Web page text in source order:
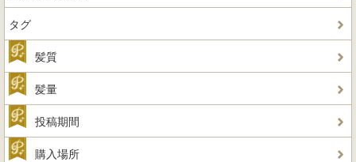
タグ
髪質
髪量
投稿期間
購入場所